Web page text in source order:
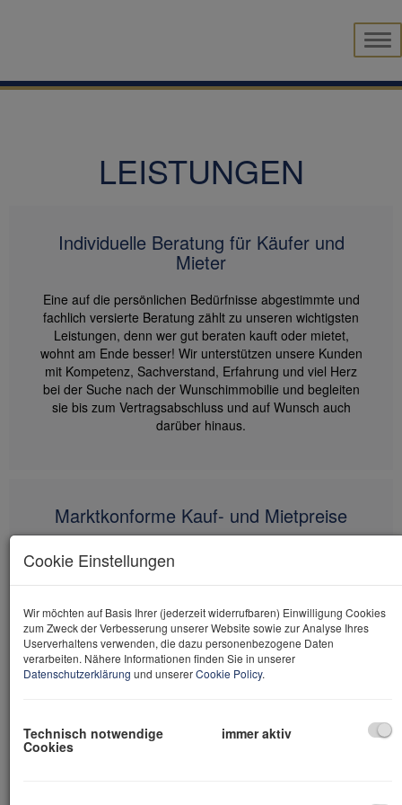
LEISTUNGEN
Individuelle Beratung für Käufer und
Mieter
Eine auf die persönlichen Bedürfnisse abgestimmte und
fachlich versierte Beratung zählt zu unseren wichtigsten
Leistungen, denn wer gut beraten kauft oder mietet,
wohnt am Ende besser! Wir unterstützen unsere Kunden
mit Kompetenz, Sachverstand, Erfahrung und viel Herz
bei der Suche nach der Wunschimmobilie und begleiten
sie bis zum Vertragsabschluss und auf Wunsch auch
darüber hinaus.
Marktkonforme Kauf- und Mietpreise
Aufgrund unserer ausgeprägten Marktkenntnis und
langjährigen Erfahrung in der Vermittlung von Immobilien
kennen wir die aktuellen Immobilienpreise in unserem
Wirkungskreis sehr genau. Mit marktkonformen Preisen
ersparen wir unseren Kunden unangenehme
Überraschungen, leere Kilometer und eine Menge Zeit
auf dem Weg zur passenden Immobilie. Gerne nennen
wir Ihnen gerichtlich beeidete Sachverständige, die bei
Cookie Einstellungen
Wir möchten auf Basis Ihrer (jederzeit widerrufbaren) Einwilligung Cookies
zum Zweck der Verbesserung unserer Website sowie zur Analyse Ihres
Userverhaltens verwenden, die dazu personenbezogene Daten
verarbeiten. Nähere Informationen finden Sie in unserer
Datenschutzerklärung und unsererCookie Policy.
Technisch notwendige
Cookies
immer aktiv